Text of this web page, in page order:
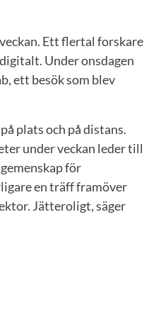
Ett flertal forskare
Under onsdagen
ett besök som blev
plats och på distans.
under veckan leder till
för
en träff framöver
Jätteroligt, säger